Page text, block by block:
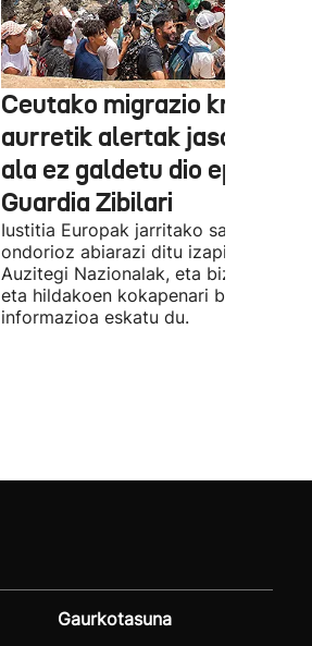
Ceutako migrazio krisiaren
aurretik alertak jaso zituen
ala ez galdetu dio epaileak
Guardia Zibilari
Iustitia Europak jarritako salaketaren
ondorioz abiarazi ditu izapideak
Auzitegi Nazionalak, eta bizi direnen
eta hildakoen kokapenari buruzko
informazioa eskatu du.
Gaurkotasuna